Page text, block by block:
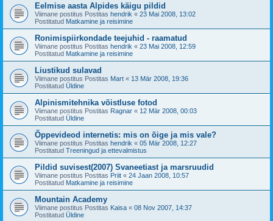
Eelmise aasta Alpides käigu pildid
Viimane postitus Postitas hendrik « 23 Mai 2008, 13:02
Postitatud Matkamine ja reisimine
Ronimispiirkondade teejuhid - raamatud
Viimane postitus Postitas hendrik « 23 Mai 2008, 12:59
Postitatud Matkamine ja reisimine
Liustikud sulavad
Viimane postitus Postitas Mart « 13 Mär 2008, 19:36
Postitatud Üldine
Alpinismitehnika võistluse fotod
Viimane postitus Postitas Ragnar « 12 Mär 2008, 00:03
Postitatud Üldine
Õppevideod internetis: mis on õige ja mis vale?
Viimane postitus Postitas hendrik « 05 Mär 2008, 12:27
Postitatud Treeningud ja ettevalmistus
Pildid suvisest(2007) Svaneetiast ja marsruudid
Viimane postitus Postitas Priit « 24 Jaan 2008, 10:57
Postitatud Matkamine ja reisimine
Mountain Academy
Viimane postitus Postitas Kaisa « 08 Nov 2007, 14:37
Postitatud Üldine